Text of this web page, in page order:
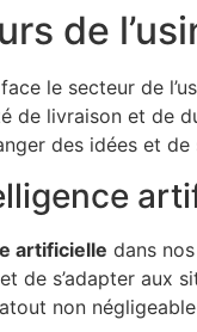
de
le secteur de
de livraison et de
des idées et de
artificielle dans
de s’adapter
non